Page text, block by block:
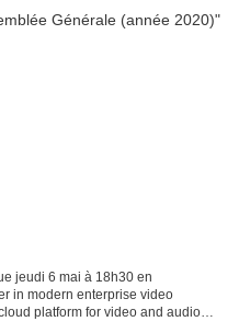
jeudi 6 mai à 18h30 en
in modern enterprise video
platform for video and audio